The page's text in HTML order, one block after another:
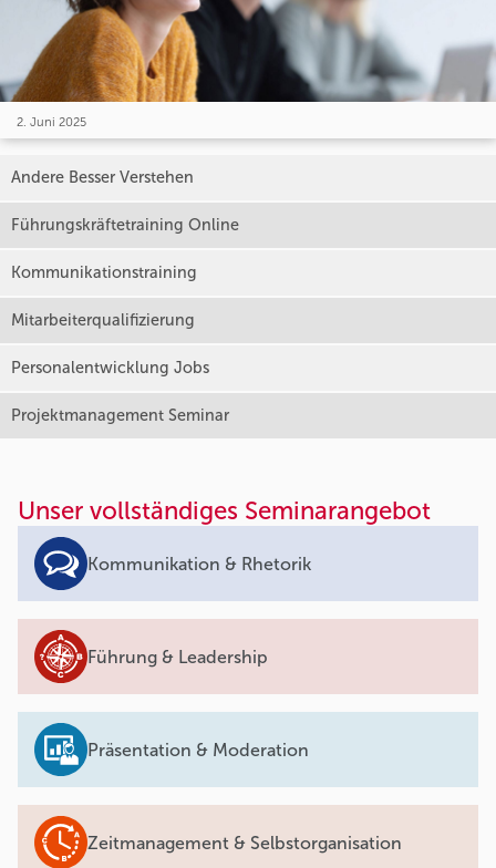
2. Juni 2025
Andere Besser Verstehen
Führungskräftetraining Online
Kommunikationstraining
Mitarbeiterqualifizierung
Personalentwicklung Jobs
Projektmanagement Seminar
Unser vollständiges Seminarangebot
Kommunikation & Rhetorik
Führung & Leadership
Präsentation & Moderation
Zeitmanagement & Selbstorganisation